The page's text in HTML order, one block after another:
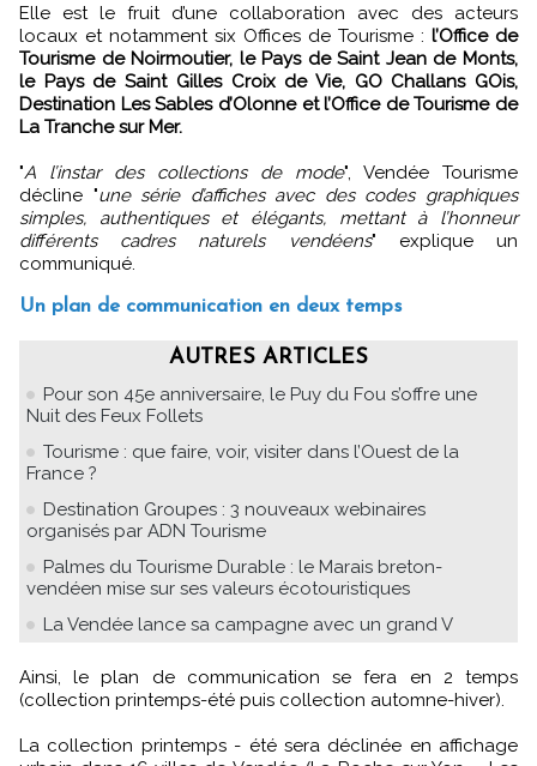
Elle est le fruit d’une collaboration avec des acteurs
locaux et notamment six Offices de Tourisme : l’Office de
Tourisme de Noirmoutier, le Pays de Saint Jean de Monts,
le Pays de Saint Gilles Croix de Vie, GO Challans GOis,
Destination Les Sables d’Olonne et l’Office de Tourisme de
La Tranche sur Mer.
"A l’instar des collections de mode", Vendée Tourisme
décline "une série d’affiches avec des codes graphiques
simples, authentiques et élégants, mettant à l’honneur
différents cadres naturels vendéens" explique un
communiqué.
Un plan de communication en deux temps
AUTRES ARTICLES
Pour son 45e anniversaire, le Puy du Fou s’offre une
Nuit des Feux Follets
Tourisme : que faire, voir, visiter dans l’Ouest de la
France ?
Destination Groupes : 3 nouveaux webinaires
organisés par ADN Tourisme
Palmes du Tourisme Durable : le Marais breton-
vendéen mise sur ses valeurs écotouristiques
La Vendée lance sa campagne avec un grand V
Ainsi, le plan de communication se fera en 2 temps
(collection printemps-été puis collection automne-hiver).
La collection printemps - été sera déclinée en affichage